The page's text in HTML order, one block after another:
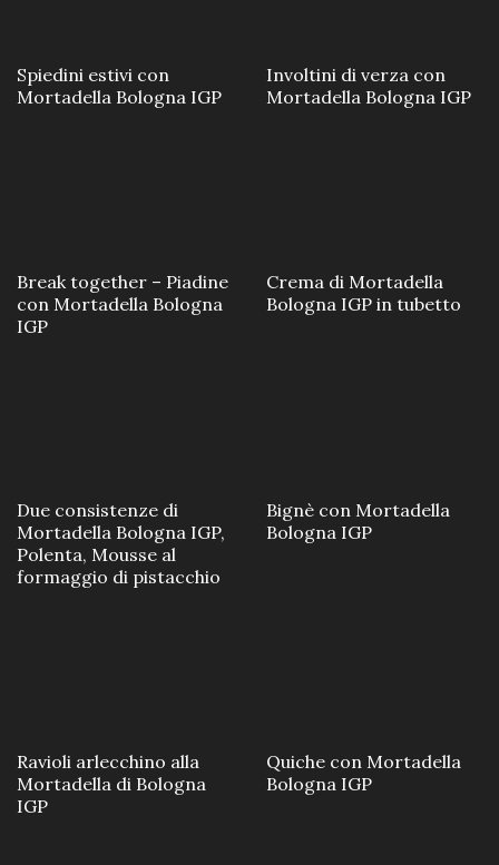
Spiedini estivi con
Mortadella Bologna IGP
Involtini di verza con
Mortadella Bologna IGP
Break together – Piadine
con Mortadella Bologna
IGP
Crema di Mortadella
Bologna IGP in tubetto
Due consistenze di
Mortadella Bologna IGP,
Polenta, Mousse al
formaggio di pistacchio
Bignè con Mortadella
Bologna IGP
Ravioli arlecchino alla
Mortadella di Bologna
IGP
Quiche con Mortadella
Bologna IGP